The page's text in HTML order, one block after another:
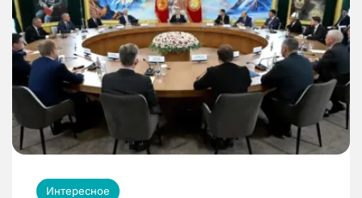
Интересное